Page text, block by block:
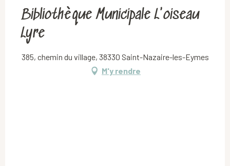
Bibliothèque Municipale L'oiseau
Lyre
385, chemin du village, 38330 Saint-Nazaire-les-Eymes
M'y rendre